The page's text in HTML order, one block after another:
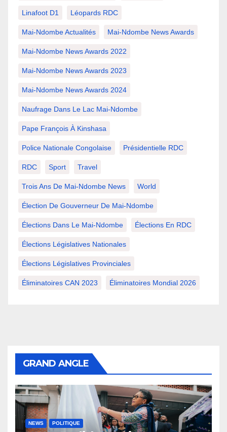
Linafoot D1 Léopards RDC
Mai-Ndombe Actualités Mai-Ndombe News Awards
Mai-Ndombe News Awards 2022
Mai-Ndombe News Awards 2023
Mai-Ndombe News Awards 2024
Naufrage Dans Le Lac Mai-Ndombe
Pape François À Kinshasa
Police Nationale Congolaise Présidentielle RDC
RDC Sport Travel
Trois Ans De Mai-Ndombe News World
Élection De Gouverneur De Mai-Ndombe
Élections Dans Le Mai-Ndombe Élections En RDC
Élections Législatives Nationales
Élections Législatives Provinciales
Éliminatoires CAN 2023 Éliminatoires Mondial 2026
GRAND ANGLE
NEWS POLITIQUE